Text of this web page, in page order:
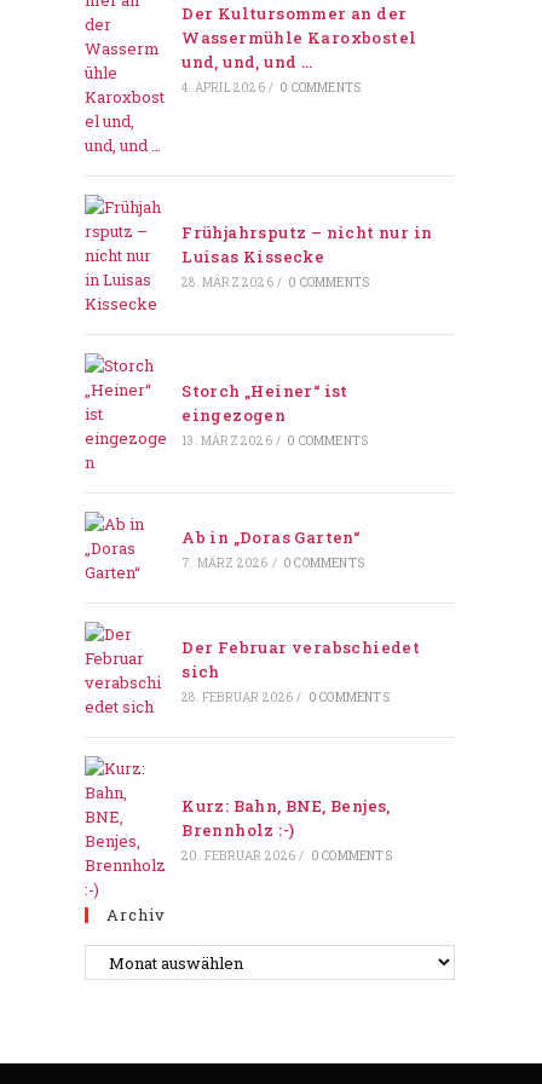
Der Kultursommer an der
Wassermühle Karoxbostel
und, und, und …
4. APRIL 2026 / 0 COMMENTS
Frühjahrsputz – nicht nur in
Luisas Kissecke
28. MÄRZ 2026 / 0 COMMENTS
Storch „Heiner“ ist
eingezogen
13. MÄRZ 2026 / 0 COMMENTS
Ab in „Doras Garten“
7. MÄRZ 2026 / 0 COMMENTS
Der Februar verabschiedet
sich
28. FEBRUAR 2026 / 0 COMMENTS
Kurz: Bahn, BNE, Benjes,
Brennholz :-)
20. FEBRUAR 2026 / 0 COMMENTS
Archiv